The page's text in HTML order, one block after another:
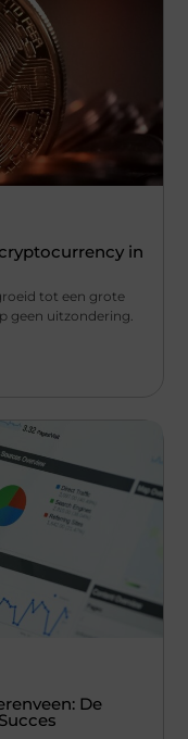
in
tot een grote
geen uitzondering.
De